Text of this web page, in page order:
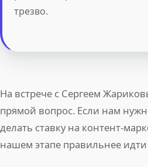
трезво.
На встрече с Сергеем
прямой вопрос. Если нам
делать ставку на контент-
нашем этапе правильнее